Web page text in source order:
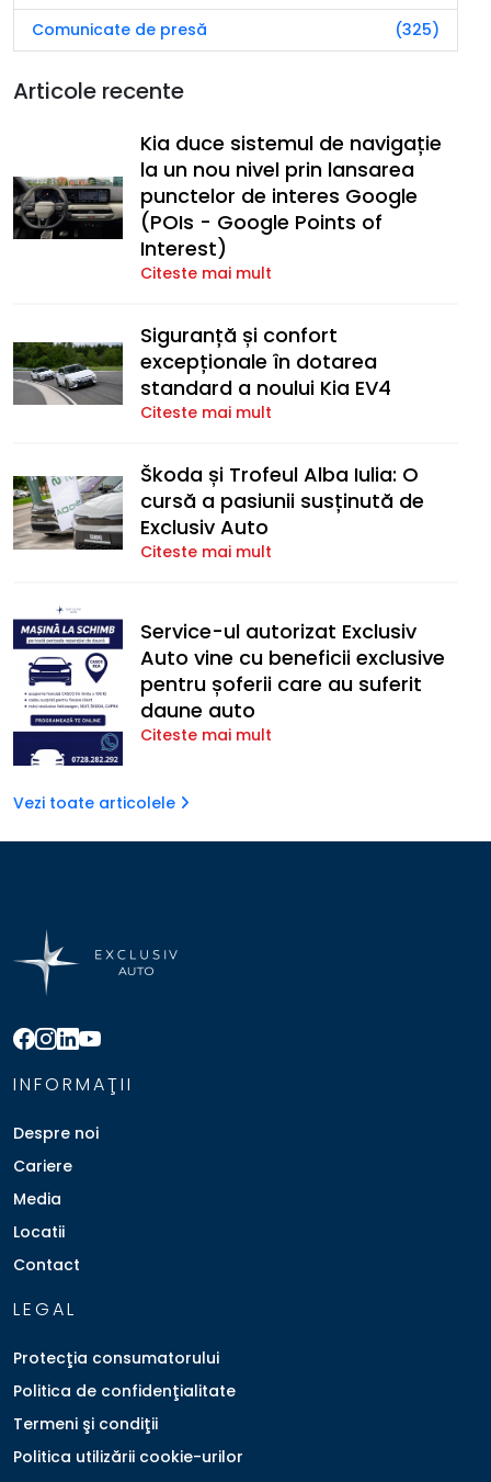
Comunicate de presă
(325)
Articole recente
Kia duce sistemul de navigație
la un nou nivel prin lansarea
punctelor de interes Google
(POIs - Google Points of
Interest)
Citeste mai mult
Siguranță și confort
excepționale în dotarea
standard a noului Kia EV4
Citeste mai mult
Škoda și Trofeul Alba Iulia: O
cursă a pasiunii susținută de
Exclusiv Auto
Citeste mai mult
Service-ul autorizat Exclusiv
Auto vine cu beneficii exclusive
pentru șoferii care au suferit
daune auto
Citeste mai mult
Vezi toate articolele
INFORMAŢII
Despre noi
Cariere
Media
Locatii
Contact
LEGAL
Protecţia consumatorului
Politica de confidenţialitate
Termeni şi condiţii
Politica utilizării cookie-urilor